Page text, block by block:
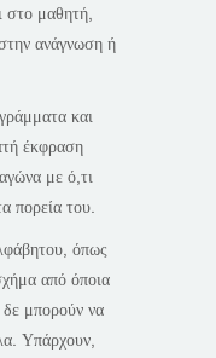
στο μαθητή,
ανάγνωση ή
και
έκφραση
με ό,τι
πορεία του.
όπως
από όποια
δε μπορούν να
Υπάρχουν,